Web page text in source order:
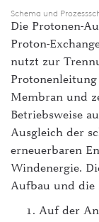
Schema und
Die Protonen-
Proton-
nutzt zur
Membran und
Betriebsweise
Ausgleich der
erneuerbaren
Windenergie.
Aufbau und die
Auf der